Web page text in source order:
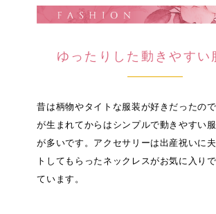
ゆったりした動きやすい
昔は柄物やタイトな服装が好きだったの
が生まれてからはシンプルで動きやすい
が多いです。アクセサリーは出産祝いに
トしてもらったネックレスがお気に入り
ています。